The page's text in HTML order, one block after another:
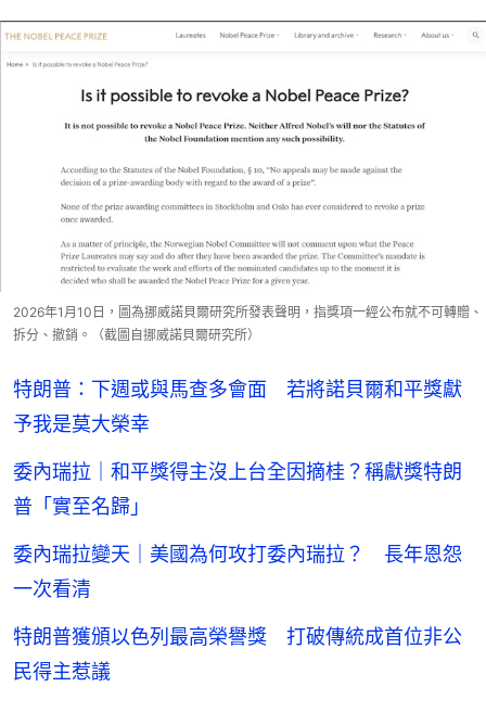
2026年1月10日，圖為挪威諾貝爾研究所發表聲明，指獎項一經公布就不可轉贈、
拆分、撤銷。（截圖自挪威諾貝爾研究所）
特朗普：下週或與馬查多會面 若將諾貝爾和平獎獻
予我是莫大榮幸
委內瑞拉｜和平獎得主沒上台全因摘桂？稱獻獎特朗
普「實至名歸」
委內瑞拉變天｜美國為何攻打委內瑞拉？ 長年恩怨
一次看清
特朗普獲頒以色列最高榮譽獎 打破傳統成首位非公
民得主惹議